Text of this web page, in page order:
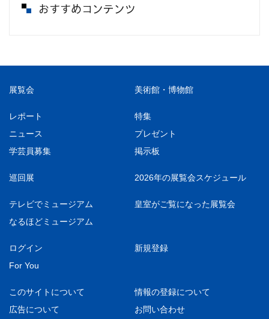
おすすめコンテンツ
展覧会 美術館・博物館
レポート
特集
ニュース
プレゼント
学芸員募集
掲示板
巡回展 2026年の展覧会スケジュール
テレビでミュージアム
皇室がご覧になった展覧会
なるほどミュージアム
ログイン
新規登録
For You
このサイトについて
情報の登録について
広告について
お問い合わせ